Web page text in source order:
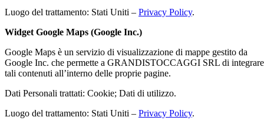
Luogo del trattamento: Stati Uniti – Privacy Policy.
Widget Google Maps (Google Inc.)
Google Maps è un servizio di visualizzazione di mappe gestito da
Google Inc. che permette a GRANDISTOCCAGGI SRL di integrare
tali contenuti all’interno delle proprie pagine.
Dati Personali trattati: Cookie; Dati di utilizzo.
Luogo del trattamento: Stati Uniti – Privacy Policy.